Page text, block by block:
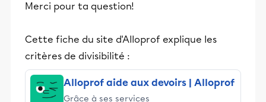
Merci pour ta question!
Cette fiche du site d'Alloprof explique les
critères de divisibilité :
Alloprof aide aux devoirs | Alloprof
Grâce à ses services